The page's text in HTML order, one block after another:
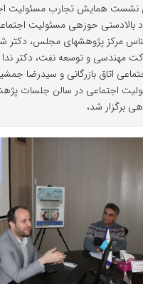
همایش تجارب مسئولیت
بالادستی حوزه­ی مسئولیت
مرکز پژوهش­های مجلس، دکتر
مهندسی و توسعه نفت، دکتر ندا
اتاق بازرگانی و سیدرضا
اجتماعی در سالن جلسات
برگزار شد،